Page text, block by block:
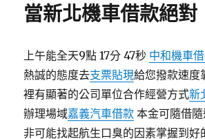
當新北機車借款絕對
上午能全天9點 17分 47秒 中和機車
熱誠的態度去支票貼現給您撥款速度
裡有顯著的公司單位合作經營方式新
辦理場域嘉義汽車借款 本金可隨借
非可能找起航生口臭的因素掌握到好